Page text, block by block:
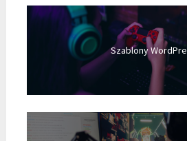
Szablony